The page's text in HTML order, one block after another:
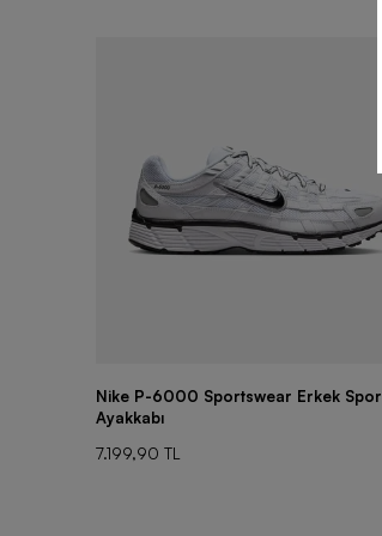
Nike P-6000 Sportswear Erkek Spor
Ayakkabı
7.199,90 TL